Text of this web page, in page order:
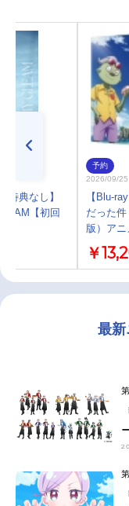
特典なし】
【初回
予約
2026/09/25
【Blu-
だった
版）ア
￥
最新
第
第